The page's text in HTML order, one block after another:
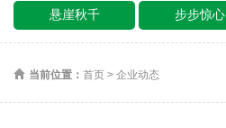
悬崖秋千 步步惊心
当前位置： 首页 > 企业动态